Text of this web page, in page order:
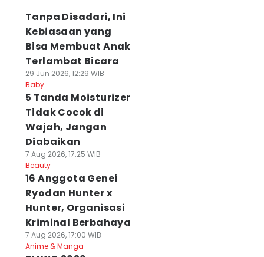
Tanpa Disadari, Ini
Kebiasaan yang
Bisa Membuat Anak
Terlambat Bicara
29 Jun 2026, 12:29 WIB
Baby
5 Tanda Moisturizer
Tidak Cocok di
Wajah, Jangan
Diabaikan
7 Aug 2026, 17:25 WIB
Beauty
16 Anggota Genei
Ryodan Hunter x
Hunter, Organisasi
Kriminal Berbahaya
7 Aug 2026, 17:00 WIB
Anime & Manga